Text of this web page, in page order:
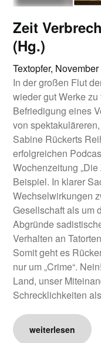
Zeit
(Hg.)
Textopfer,
In der großen Flut
wieder gut Werke
Befriedigung eines
von
Sabine Rückerts
erfolgreichen
Wochenzeitung
Beispiel. In klarer
Wechselwirkungen
Gesellschaft als um
Abgründe
Verhalten an
Somit geht es
nur um „Crime“.
Land, unser
Schrecklichkeiten
weiterlesen